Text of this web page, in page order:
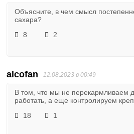
Объясните, в чем смысл
сахара?
8
2
alcofan 12.08.2023 в 00:49
В том, что мы не перекармливаем
работать, а еще контролируем
18
1